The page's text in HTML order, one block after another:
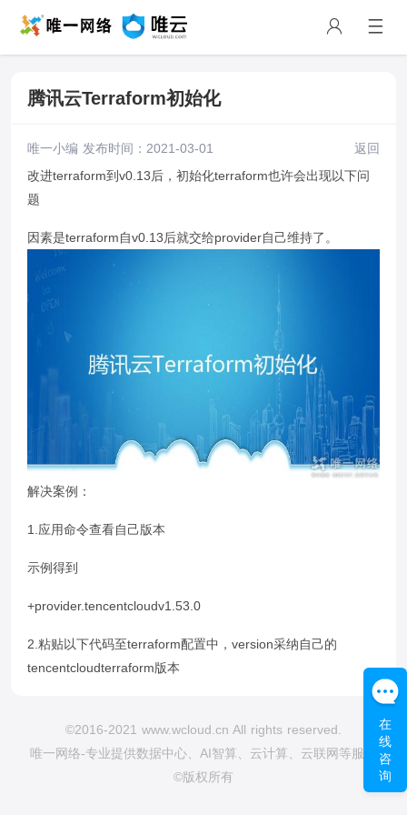
腾讯云Terraform初始化
唯一小编 发布时间：2021-03-01
返回
改进terraform到v0.13后，初始化terraform也许会出现以下问
题
因素是terraform自v0.13后就交给provider自己维持了。
解决案例：
1.应用命令查看自己版本
示例得到
+provider.tencentcloudv1.53.0
2.粘贴以下代码至terraform配置中，version采纳自己的
tencentcloudterraform版本
©2016-2021 www.wcloud.cn All rights reserved.
唯一网络-专业提供数据中心、AI智算、云计算、云联网等服务
©版权所有
在
线
咨
询